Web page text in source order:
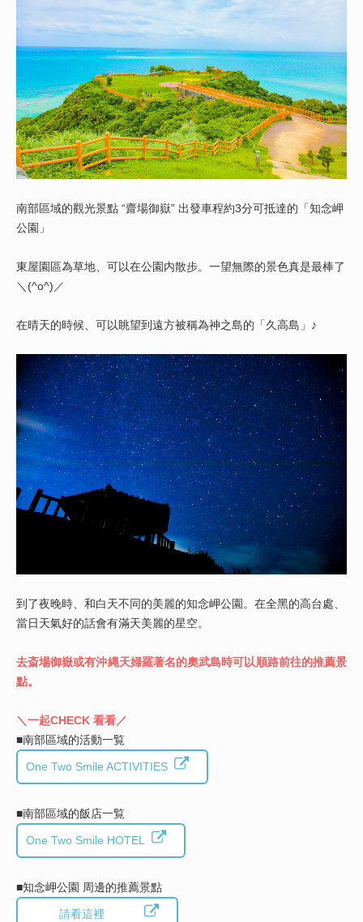
南部區域的觀光景點 “齋場御嶽” 出發車程約3分可抵達的「知念岬
公園」
東屋園區為草地、可以在公園内散步。一望無際的景色真是最棒了
＼(^o^)／
在晴天的時候、可以眺望到遠方被稱為神之島的「久高島」♪
到了夜晚時、和白天不同的美麗的知念岬公園。在全黑的高台處、
當日天氣好的話會有滿天美麗的星空。
去斎場御嶽或有沖縄天婦羅著名的奧武島時可以順路前往的推薦景
點。
＼一起CHECK 看看／
■南部區域的活動一覧
One Two Smile ACTIVITIES
■南部區域的飯店一覧
One Two Smile HOTEL
■知念岬公園 周邊的推薦景點
請看這裡